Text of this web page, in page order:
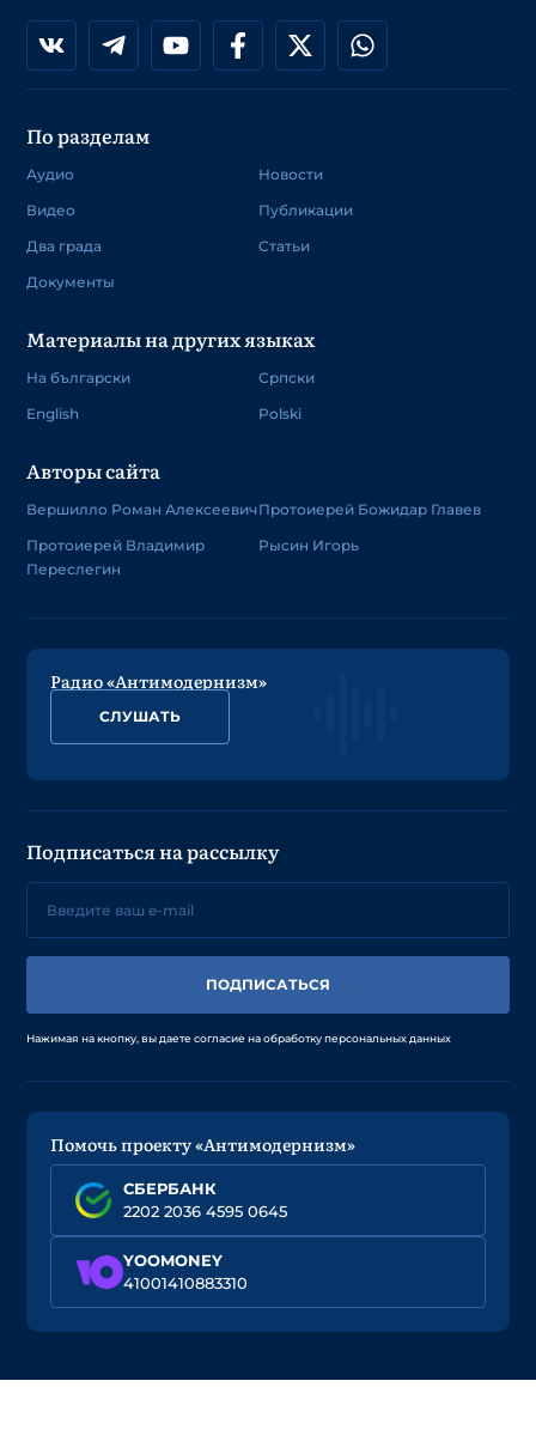
По разделам
Аудио
Видео
Два града
Документы
Новости
Публикации
Статьи
Материалы на других языках
На български
English
Српски
Polski
Авторы сайта
Вершилло Роман Алексеевич
Протоиерей Владимир
Переслегин
Протоиерей Божидар Главев
Рысин Игорь
Радио «Антимодернизм»
СЛУШАТЬ
Подписаться на рассылку
ПОДПИСАТЬСЯ
Нажимая на кнопку, вы даете согласие на обработку персональных данных
Помочь проекту «Антимодернизм»
СБЕРБАНК
2202 2036 4595 0645
YOOMONEY
41001410883310